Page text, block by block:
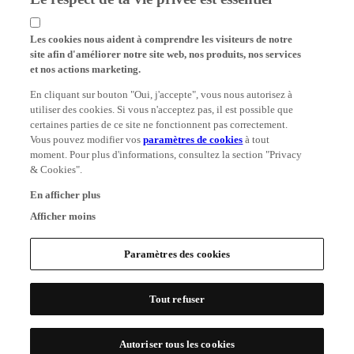
Les cookies nous aident à comprendre les visiteurs de notre
site afin d'améliorer notre site web, nos produits, nos services
et nos actions marketing.
En cliquant sur bouton "Oui, j'accepte", vous nous autorisez à
utiliser des cookies. Si vous n'acceptez pas, il est possible que
certaines parties de ce site ne fonctionnent pas correctement.
Vous pouvez modifier vosparamètres de cookies à tout
moment. Pour plus d'informations, consultez la section "Privacy
& Cookies".
En afficher plus
Afficher moins
Paramètres des cookies
Tout refuser
Autoriser tous les cookies